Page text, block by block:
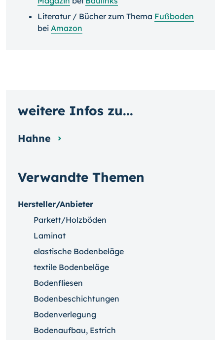
Literatur / Bücher zum Thema Fußboden
bei Amazon
Verwandte Themen
Hersteller/Anbieter
Parkett/Holzböden
Laminat
elastische Bodenbeläge
textile Bodenbeläge
Bodenfliesen
Bodenbeschichtungen
Bodenverlegung
Bodenaufbau, Estrich
weitere Infos zu...
Hahne